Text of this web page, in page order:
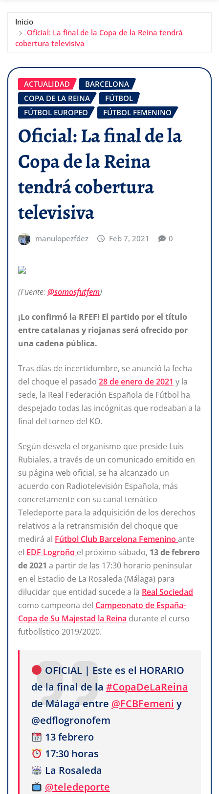
Inicio
Oficial: La final de la Copa de la Reina tendrá
cobertura televisiva
ACTUALIDAD
BARCELONA
COPA DE LA REINA
FÚTBOL
FÚTBOL EUROPEO
FÚTBOL FEMENINO
Oficial: La final de la
Copa de la Reina
tendrá cobertura
televisiva
manulopezfdez Feb 7, 2021 0
(Fuente:@somosfutfem)
¡Lo confirmó la RFEF! El partido por el título
entre catalanas y riojanas será ofrecido por
una cadena pública.
Tras días de incertidumbre, se anunció la fecha
del choque el pasado 28 de enero de 2021 y la
sede, la Real Federación Española de Fútbol ha
despejado todas las incógnitas que rodeaban a la
final del torneo del KO.
Según desvela el organismo que preside Luis
Rubiales, a través de un comunicado emitido en
su página web oficial, se ha alcanzado un
acuerdo con Radiotelevisión Española, más
concretamente con su canal temático
Teledeporte para la adquisición de los derechos
relativos a la retransmisión del choque que
medirá al Fútbol Club Barcelona Femenino ante
el EDF Logroño el próximo sábado, 13 de febrero
de 2021 a partir de las 17:30 horario peninsular
en el Estadio de La Rosaleda (Málaga) para
dilucidar que entidad sucede a la Real Sociedad
como campeona del Campeonato de España-
Copa de Su Majestad la Reina durante el curso
futbolístico 2019/2020.
OFICIAL | Este es el HORARIO
de la final de la #CopaDeLaReina
de Málaga entre @FCBFemeni y
@edflogronofem
13 febrero
17:30 horas
La Rosaleda
@teledeporte